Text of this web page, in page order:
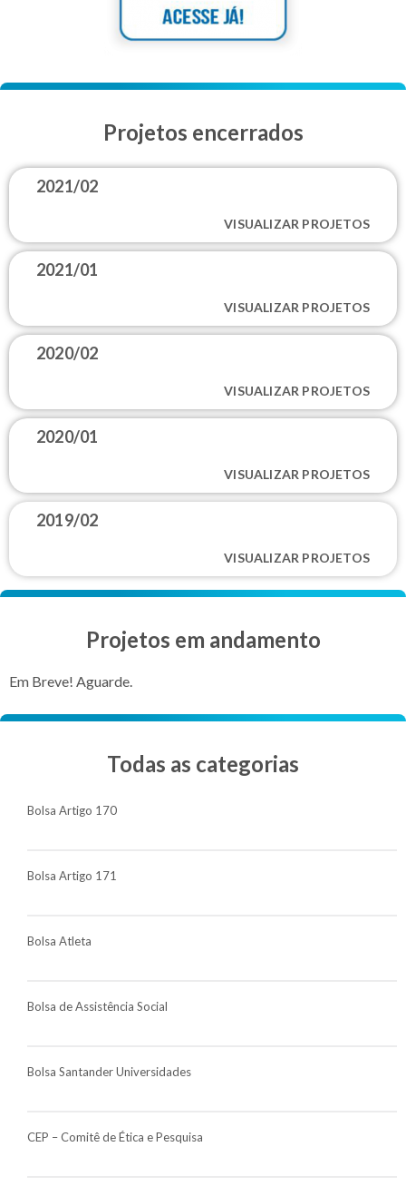
Projetos encerrados
2021/02
VISUALIZAR PROJETOS
2021/01
VISUALIZAR PROJETOS
2020/02
VISUALIZAR PROJETOS
2020/01
VISUALIZAR PROJETOS
2019/02
VISUALIZAR PROJETOS
Projetos em andamento
Em Breve! Aguarde.
Todas as categorias
Bolsa Artigo 170
Bolsa Artigo 171
Bolsa Atleta
Bolsa de Assistência Social
Bolsa Santander Universidades
CEP – Comitê de Ética e Pesquisa